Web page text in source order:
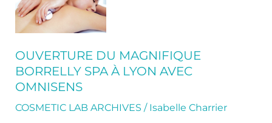
OUVERTURE DU MAGNIFIQUE
BORRELLY SPA À LYON AVEC
OMNISENS
COSMETIC LAB ARCHIVES / Isabelle Charrier
magnifique
Borrelly
Spa
Lyon
avec
Omnisens